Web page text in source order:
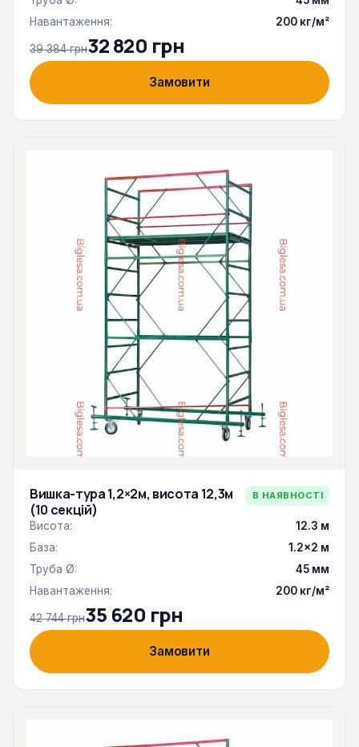
Навантаження:
200 кг/м²
39 384 грн32 820 грн
Замовити
Вишка-тура 1,2×2м, висота 12,3м
(10 секцій)
В НАЯВНОСТІ
Висота:
12.3 м
База:
1.2×2 м
Труба Ø:
45 мм
Навантаження:
200 кг/м²
42 744 грн35 620 грн
Замовити